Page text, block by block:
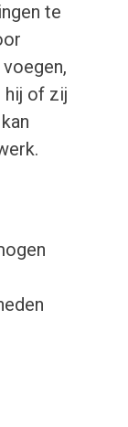
te
hij of zij